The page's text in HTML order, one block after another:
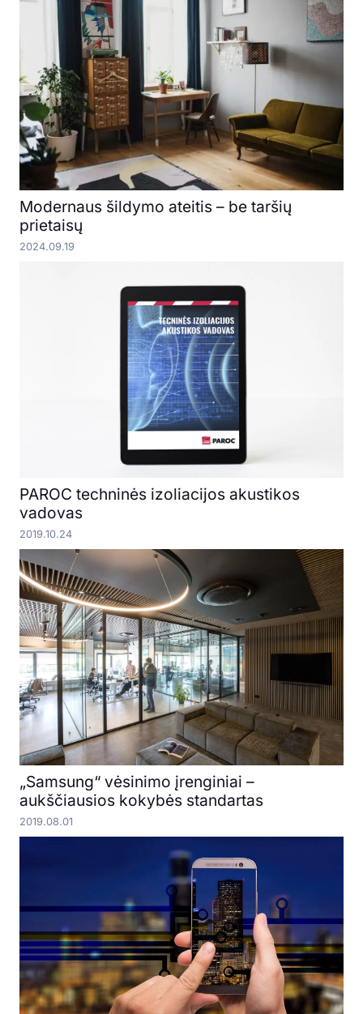
Modernaus šildymo ateitis – be taršių
prietaisų
2024.09.19
PAROC techninės izoliacijos akustikos
vadovas
2019.10.24
„Samsung“ vėsinimo įrenginiai –
aukščiausios kokybės standartas
2019.08.01